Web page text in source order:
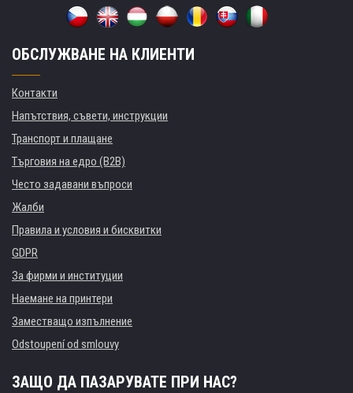
ОБСЛУЖВАНЕ НА КЛИЕНТИ
Контакти
Напътствия, съвети, инструкции
Транспорт и плащане
Търговия на едро (B2B)
Често задавани въпроси
Жалби
Правила и условия и бисквитки
GDPR
За фирми и институции
Наемане на принтери
Заместващо изпълнение
Odstoupení od smlouvy
ЗАЩО ДА ПАЗАРУВАТЕ ПРИ НАС?